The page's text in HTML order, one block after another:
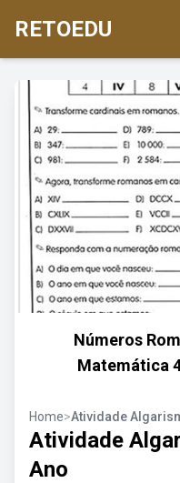
RETOEDU
Números
Matemática
Home>Atividade
Atividade
Ano